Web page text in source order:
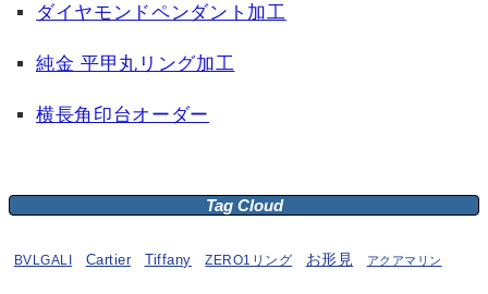
ダイヤモンドペンダント加工
純金 平甲丸リング加工
横長角印台オーダー
Tag Cloud
BVLGALI Cartier Tiffany ZERO1リング お形見 アクアマリン